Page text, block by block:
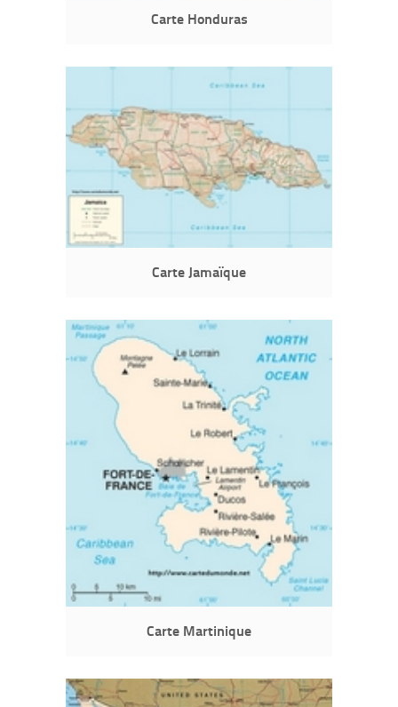
Carte Honduras
Carte Jamaïque
Carte Martinique